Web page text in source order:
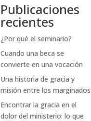
Publicaciones
recientes
¿Por qué el seminario?
Cuando una beca se
convierte en una vocación
Una historia de gracia y
misión entre los marginados
Encontrar la gracia en el
dolor del ministerio: lo que